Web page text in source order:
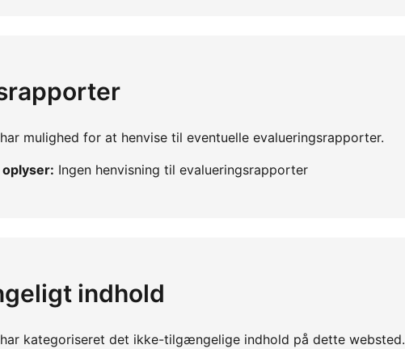
mulighed for at henvise til eventuelle evalueringsrapporter.
Ingen henvisning til evalueringsrapporter
indhold
kategoriseret det ikke-tilgængelige indhold på dette websted.